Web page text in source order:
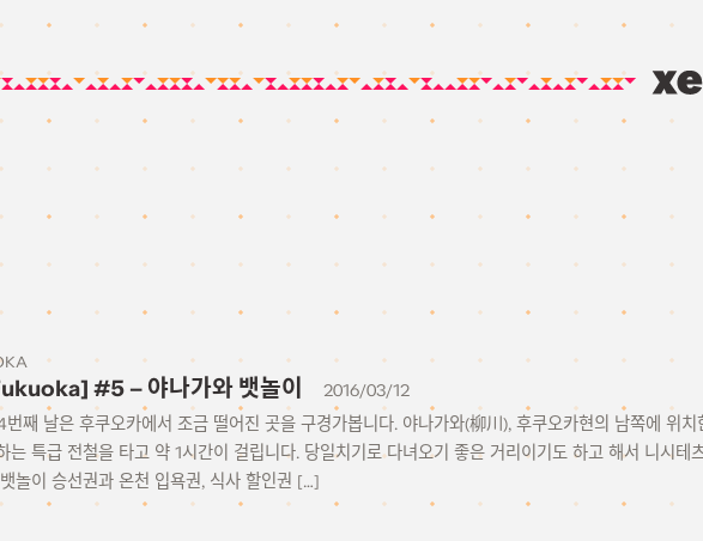
#5 – 야나가와 뱃놀이
2016/03/12
째 날은 후쿠오카에서 조금 떨어진 곳을 구경가봅니다. 야나가와(柳川), 후쿠오카현의 남쪽에 위치
는 특급 전철을 타고 약 1시간이 걸립니다. 당일치기로 다녀오기 좋은 거리이기도 하고 해서 니시테
놀이 승선권과 온천 입욕권, 식사 할인권 […]